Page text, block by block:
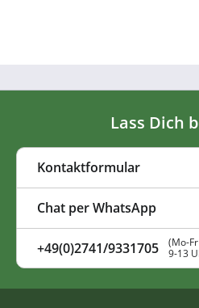
Lass Dich
Kontaktformular
Chat per WhatsApp
+49(0)2741/9331705
(Mo-
9-13